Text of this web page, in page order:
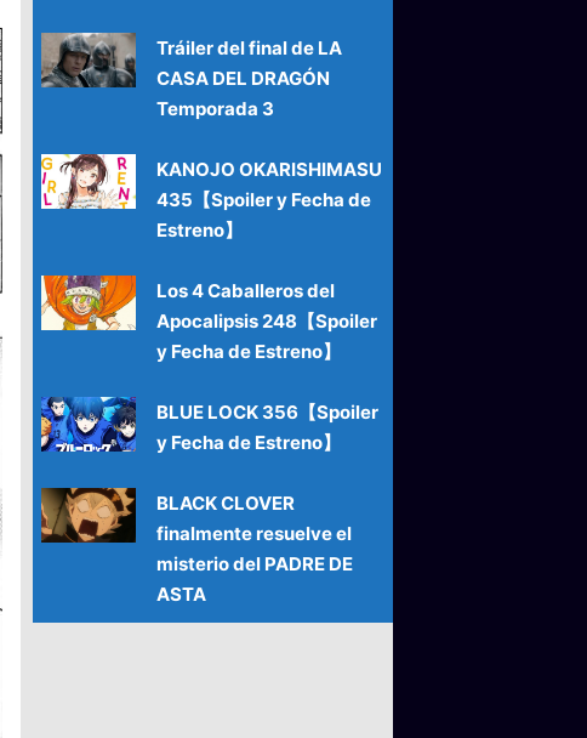
Tráiler del final de LA
CASA DEL DRAGÓN
Temporada 3
KANOJO OKARISHIMASU
435【Spoiler y Fecha de
Estreno】
Los 4 Caballeros del
Apocalipsis 248【Spoiler
y Fecha de Estreno】
BLUE LOCK 356【Spoiler
y Fecha de Estreno】
BLACK CLOVER
finalmente resuelve el
misterio del PADRE DE
ASTA